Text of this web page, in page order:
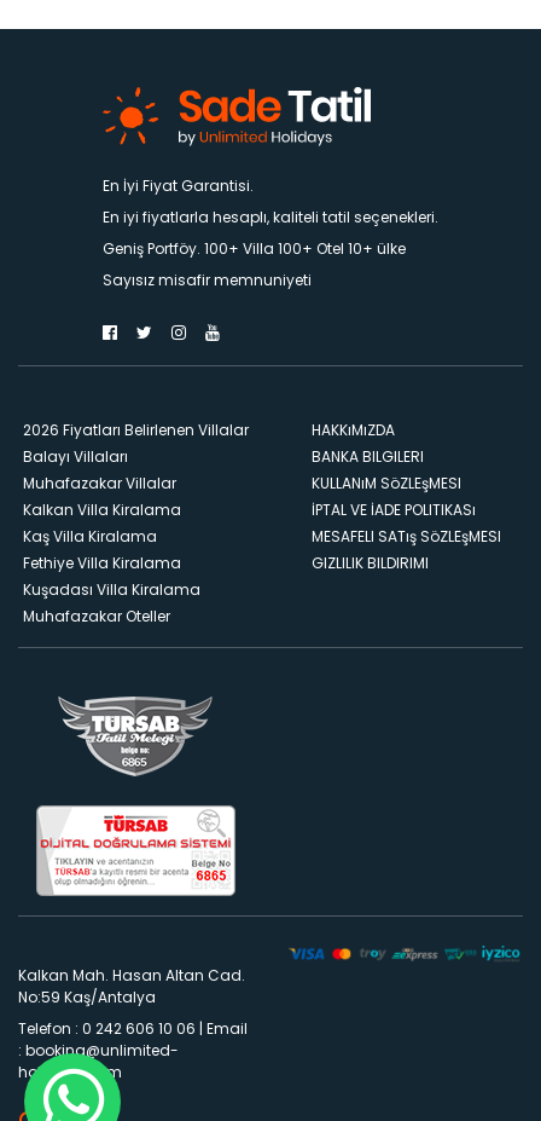
En İyi Fiyat Garantisi.
En iyi fiyatlarla hesaplı, kaliteli tatil seçenekleri.
Geniş Portföy. 100+ Villa 100+ Otel 10+ ülke
Sayısız misafir memnuniyeti
2026 Fiyatları Belirlenen Villalar
Balayı Villaları
Muhafazakar Villalar
Kalkan Villa Kiralama
Kaş Villa Kiralama
Fethiye Villa Kiralama
Kuşadası Villa Kiralama
Muhafazakar Oteller
HAKKıMıZDA
BANKA BILGILERI
KULLANıM SöZLEşMESI
İPTAL VE İADE POLITIKASı
MESAFELI SATış SöZLEşMESI
GIZLILIK BILDIRIMI
Kalkan Mah. Hasan Altan Cad.
No:59 Kaş/Antalya
Telefon : 0 242 606 10 06 | Email
: booking@unlimited-
holidays.com